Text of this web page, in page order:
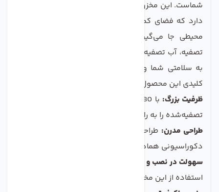
دارد که فضای کمی را اشغال می‌کند و به راحتی در هر
محیطی جا می‌گیرد. با استفاده از تکنولوژی پیشرفته
تصفیه، آب تصفیه شده‌ای را برای شما فراهم می‌آورد که
به سلامتی شما و خانواده‌تان کمک می‌کند. ویژگی‌های
کلیدی این محصول عبارتند از:
ظرفیت بزرگ:
تصفیه‌شده را به راحتی تأمین می‌کند.
طراحی مدرن: طراحی زیبا و مدر ن آن به راحتی با هر نوع
دکوراسیونی هماهنگ می‌شود.
سهولت در نصب و استفاده:
استفاده از این مخزن را راحت و بدون دردسر می‌سازد.